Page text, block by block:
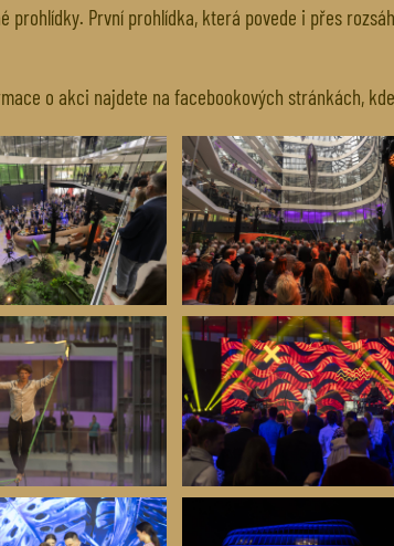
prohlídky. První prohlídka, která povede i přes
o akci najdete na facebookových stránkách,